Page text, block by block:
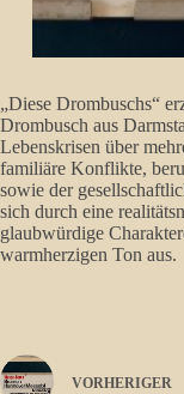
„Diese Drombuschs“
Drombusch aus
Lebenskrisen über
familiäre Konflikte,
sowie der
sich durch eine
glaubwürdige
warmherzigen Ton aus.
VORHERIGER